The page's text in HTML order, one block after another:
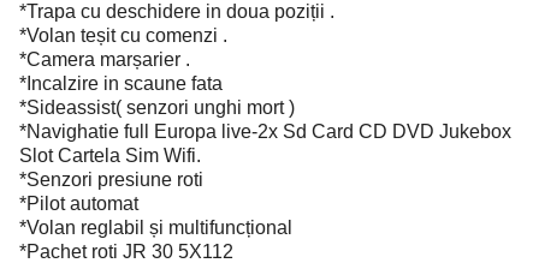
*Trapa cu deschidere in doua poziții .
*Volan teșit cu comenzi .
*Camera marșarier .
*Incalzire in scaune fata
*Sideassist( senzori unghi mort )
*Navighatie full Europa live-2x Sd Card CD DVD Jukebox
Slot Cartela Sim Wifi.
*Senzori presiune roti
*Pilot automat
*Volan reglabil și multifuncțional
*Pachet roti JR 30 5X112